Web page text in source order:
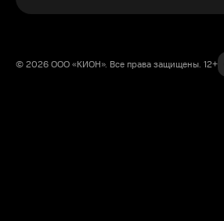
© 2026 ООО «КИОН». Все права защищены. 12+